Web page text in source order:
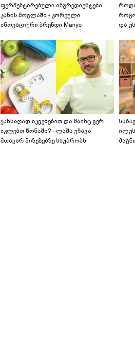
ფერმენტირებული ინგრედიენტები
კანის მოვლაში - კორეული
ინოვაციური ბრენდი Manyo
და
ჯანსაღად იკვებებით და მაინც ვერ
იკლებთ წონაში? - ლაშა უჩავა
მთავარ მიზეზებზე საუბრობს